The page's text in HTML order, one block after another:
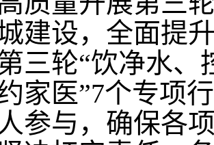
建设，全面提
三轮“饮净水
家医”7个专项
参与，确保各